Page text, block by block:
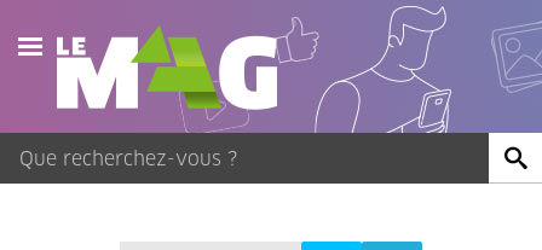
Actualités
Agenda